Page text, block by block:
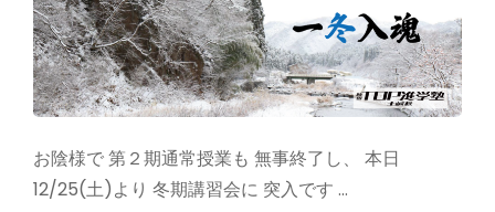
お陰様で 第２期通常授業も 無事終了し、 本日
12/25(土)より 冬期講習会に 突入です …